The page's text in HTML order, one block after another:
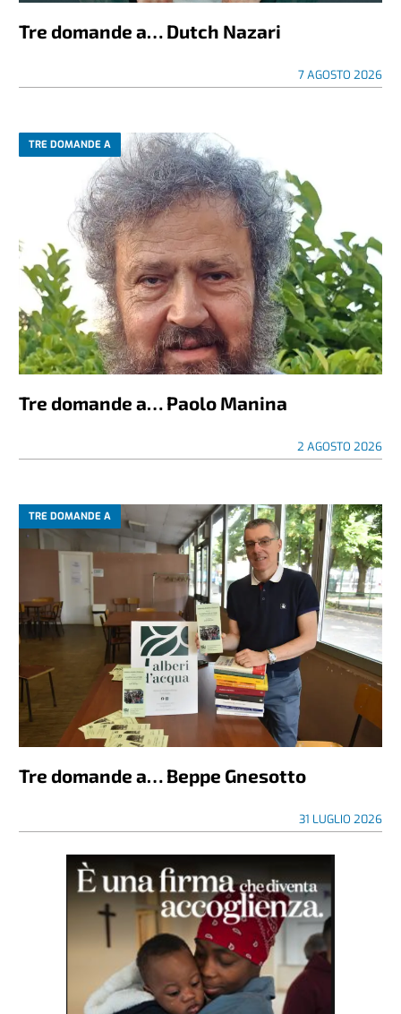
Tre domande a… Dutch Nazari
7 AGOSTO 2026
TRE DOMANDE A
Tre domande a… Paolo Manina
2 AGOSTO 2026
TRE DOMANDE A
Tre domande a… Beppe Gnesotto
31 LUGLIO 2026